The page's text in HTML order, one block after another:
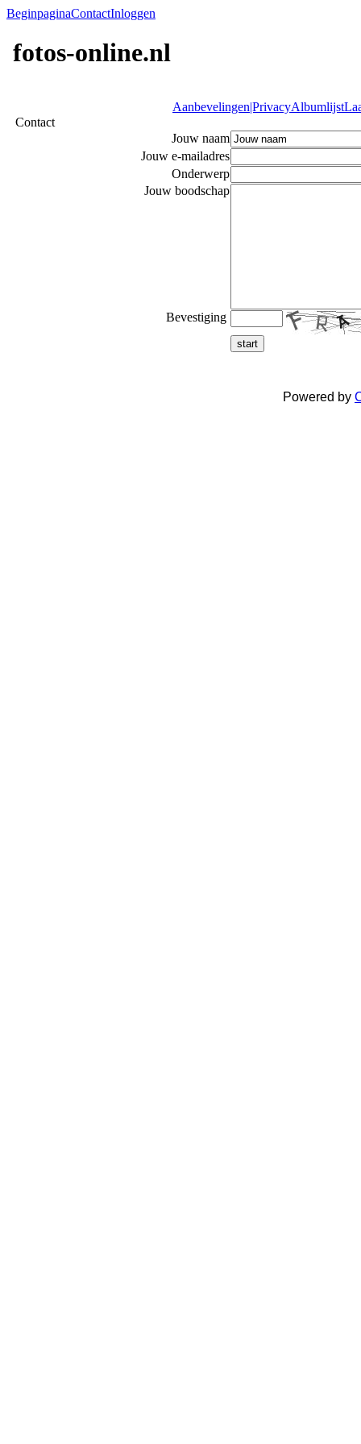
BeginpaginaContactInloggen
fotos-online.nl
Aanbevelingen|PrivacyAlbumlijst
Contact
Jouw naam
Jouw e-mailadres
Onderwerp
Jouw boodschap
Bevestiging
start
Powered by